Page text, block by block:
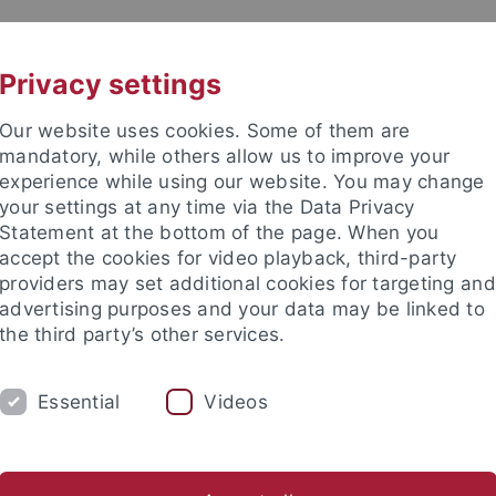
FORSCHUNG
Privacy settings
Our website uses cookies. Some of them are
mandatory, while others allow us to improve your
experience while using our website. You may change
your settings at any time via the Data Privacy
Statement at the bottom of the page. When you
accept the cookies for video playback, third-party
providers may set additional cookies for targeting and
advertising purposes and your data may be linked to
the third party’s other services.
Essential Videos